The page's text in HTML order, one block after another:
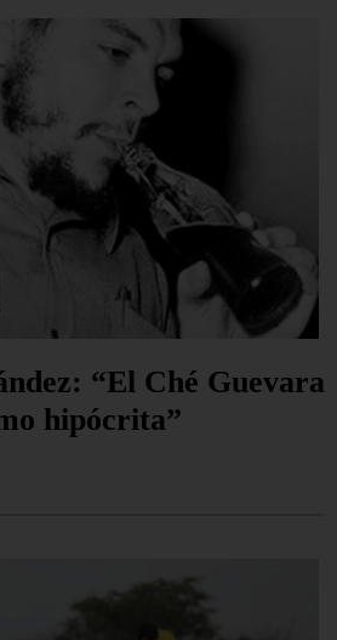
“El Ché Guevara
hipócrita”